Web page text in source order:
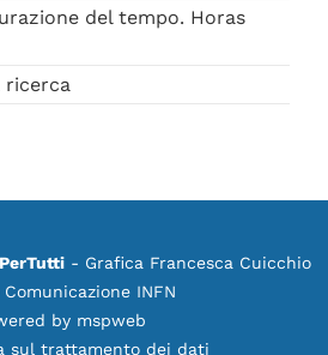
del tempo. Horas
ricerca
- Grafica Francesca Cuicchio
INFN
by mspweb
sul trattamento dei dati